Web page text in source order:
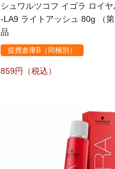
シュワルツコフ イゴラ ロイ
-LA9 ライトアッシュ 80g （
品
提携倉庫B（同梱別）
859